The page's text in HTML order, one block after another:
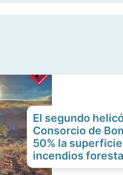
de
disminuir
el
volumen.
El segundo
Consorcio de
50% la
incendios